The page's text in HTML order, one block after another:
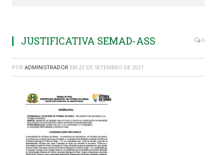
JUSTIFICATIVA SEMAD-ASS 0
POR ADMINISTRADOR EM 22 DE SETEMBRO DE 2021